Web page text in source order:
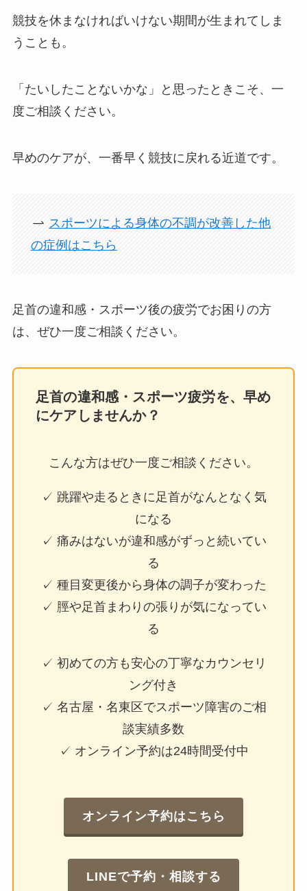
競技を休まなければいけない期間が生まれてしま
うことも。
「たいしたことないかな」と思ったときこそ、一
度ご相談ください。
早めのケアが、一番早く競技に戻れる近道です。
スポーツによる身体の不調が改善した他
の症例はこちら
足首の違和感・スポーツ後の疲労でお困りの方
は、ぜひ一度ご相談ください。
足首の違和感・スポーツ疲労を、早め
にケアしませんか？
こんな方はぜひ一度ご相談ください。
✓ 跳躍や走るときに足首がなんとなく気
になる
✓ 痛みはないが違和感がずっと続いてい
る
✓ 種目変更後から身体の調子が変わった
✓ 脛や足首まわりの張りが気になってい
る
✓ 初めての方も安心の丁寧なカウンセリ
ング付き
✓ 名古屋・名東区でスポーツ障害のご相
談実績多数
✓ オンライン予約は24時間受付中
オンライン予約はこちら
LINEで予約・相談する